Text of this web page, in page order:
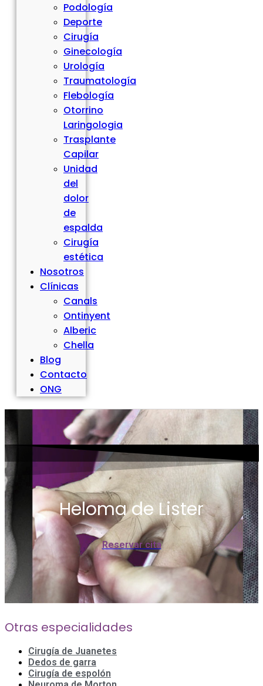
Podología
Deporte
Cirugía
Ginecología
Urología
Traumatología
Flebología
Otorrino
Laringologia
Trasplante
Capilar
Unidad
del
dolor
de
espalda
Cirugía
estética
Nosotros
Clínicas
Canals
Ontinyent
Alberic
Chella
Blog
Contacto
ONG
Heloma de Lister
Reservar cita
Otras especialidades
Cirugía de Juanetes
Dedos de garra
Cirugía de espolón